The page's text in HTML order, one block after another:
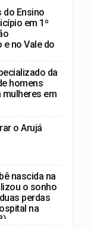
do Ensino
em 1º
e no Vale do
da
homens
em
o Arujá
nascida na
o sonho
perdas
na